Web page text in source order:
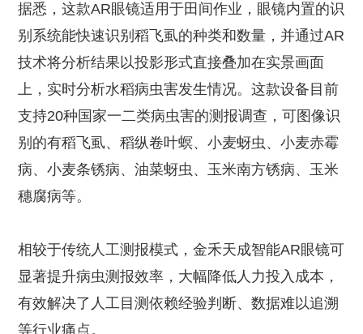
据悉，这款AR眼镜适用于田间作业，眼镜内置的识
别系统能快速识别稻飞虱的种类和数量，并通过AR
技术将分析结果以投影形式直接叠加在实景画面
上，实时分析水稻病虫害发生情况。这款设备目前
支持20种国家一二类病虫害的测报调查，可图像识
别的有稻飞虱、稻纵卷叶螟、小麦蚜虫、小麦赤霉
病、小麦条锈病、油菜蚜虫、玉米南方锈病、玉米
穗腐病等。
相较于传统人工测报模式，金禾天成智能AR眼镜可
显著提升病虫测报效率，大幅降低人力投入成本，
有效解决了人工目测依赖经验判断、数据难以追溯
等行业痛点。